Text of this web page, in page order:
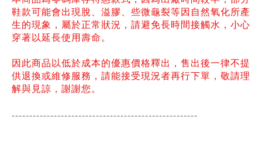
鞋款可能會出現脫、溢膠、些微龜裂等因自然氧化所產
生的現象，屬於正常狀況，請避免長時間接觸水，小心
穿著以延長使用壽命。
因此商品以低於成本的優惠價格釋出，售出後一律不提
供退換或維修服務，請能接受現況者再行下單，敬請理
解與見諒，謝謝您。
-----------------------------------------------------